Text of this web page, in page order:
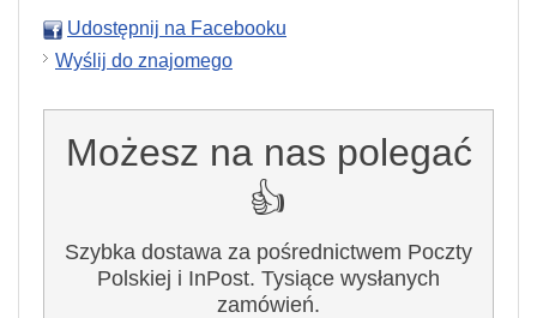
Udostępnij na Facebooku
Wyślij do znajomego
Możesz na nas polegać
👍
Szybka dostawa za pośrednictwem Poczty
Polskiej i InPost. Tysiące wysłanych
zamówień.